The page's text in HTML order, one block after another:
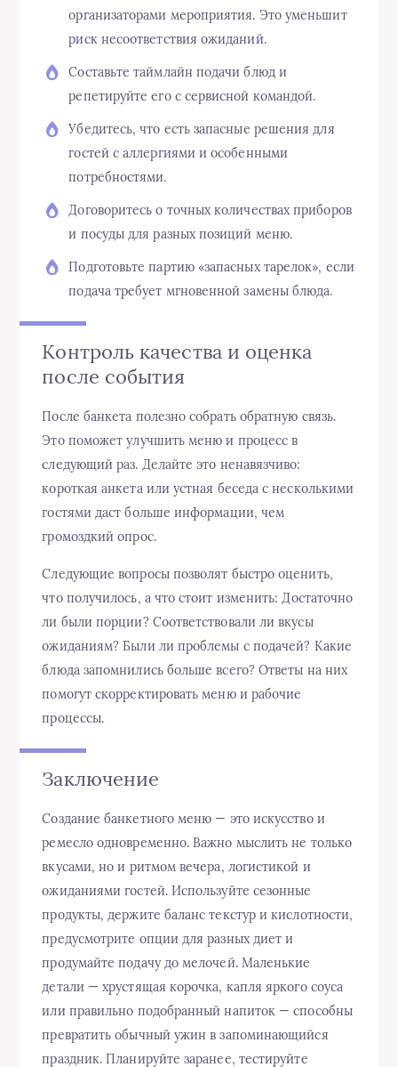
организаторами мероприятия. Это уменьшит
риск несоответствия ожиданий.
Составьте таймлайн подачи блюд и
репетируйте его с сервисной командой.
Убедитесь, что есть запасные решения для
гостей с аллергиями и особенными
потребностями.
Договоритесь о точных количествах приборов
и посуды для разных позиций меню.
Подготовьте партию «запасных тарелок», если
подача требует мгновенной замены блюда.
Контроль качества и оценка
после события
После банкета полезно собрать обратную связь.
Это поможет улучшить меню и процесс в
следующий раз. Делайте это ненавязчиво:
короткая анкета или устная беседа с несколькими
гостями даст больше информации, чем
громоздкий опрос.
Следующие вопросы позволят быстро оценить,
что получилось, а что стоит изменить: Достаточно
ли были порции? Соответствовали ли вкусы
ожиданиям? Были ли проблемы с подачей? Какие
блюда запомнились больше всего? Ответы на них
помогут скорректировать меню и рабочие
процессы.
Заключение
Создание банкетного меню — это искусство и
ремесло одновременно. Важно мыслить не только
вкусами, но и ритмом вечера, логистикой и
ожиданиями гостей. Используйте сезонные
продукты, держите баланс текстур и кислотности,
предусмотрите опции для разных диет и
продумайте подачу до мелочей. Маленькие
детали — хрустящая корочка, капля яркого соуса
или правильно подобранный напиток — способны
превратить обычный ужин в запоминающийся
праздник. Планируйте заранее, тестируйте